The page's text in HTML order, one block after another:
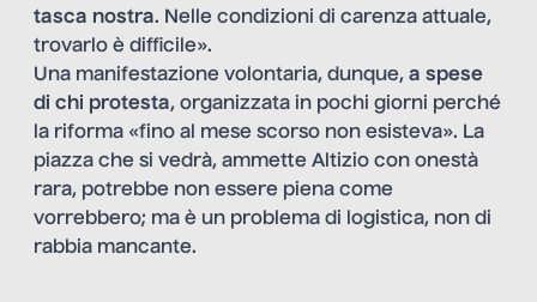
tasca nostra. Nelle condizioni di carenza attuale,
trovarlo è difficile».
Una manifestazione volontaria, dunque, a spese
di chi protesta, organizzata in pochi giorni perché
la riforma «fino al mese scorso non esisteva». La
piazza che si vedrà, ammette Altizio con onestà
rara, potrebbe non essere piena come
vorrebbero; ma è un problema di logistica, non di
rabbia mancante.